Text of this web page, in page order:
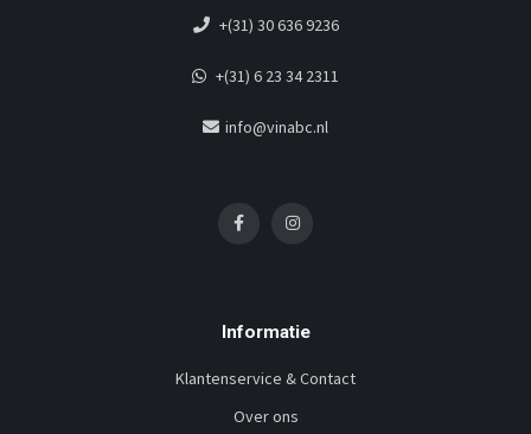
+(31) 30 636 9236
+(31) 6 23 34 2311
info@vinabc.nl
Informatie
Klantenservice & Contact
Over ons